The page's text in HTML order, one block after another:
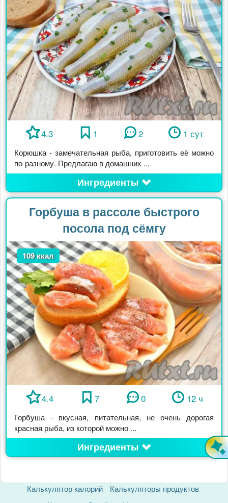
4.3 1 2 1 сут
Корюшка - замечательная рыба, приготовить её можно
по-разному. Предлагаю в домашних ...
Ингредиенты
Горбуша в рассоле быстрого
посола под сёмгу
109 ккал
4.4 7 0 12 ч
Горбуша - вкусная, питательная, не очень дорогая
красная рыба, из которой можно ...
Ингредиенты
Калькулятор калорий
Калькуляторы продуктов